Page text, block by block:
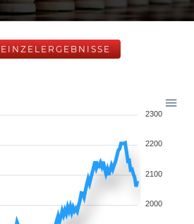
EINZELERGEBNISSE
2300
2200
2100
2000